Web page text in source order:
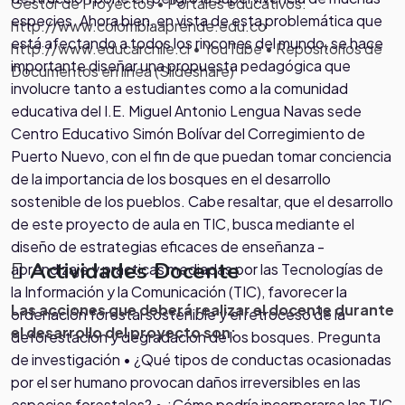
http://www.colombiaaprende.edu.co
http://www.educarchile.cl • YouTube • Repositorios de
Documentos en línea (Slideshare)
especies. Ahora bien, en vista de esta problemática que
está afectando a todos los rincones del mundo, se hace
importante diseñar una propuesta pedagógica que
involucre tanto a estudiantes como a la comunidad
educativa del I.E. Miguel Antonio Lengua Navas sede
Centro Educativo Simón Bolívar del Corregimiento de
Puerto Nuevo, con el fin de que puedan tomar conciencia
de la importancia de los bosques en el desarrollo
sostenible de los pueblos. Cabe resaltar, que el desarrollo
de este proyecto de aula en TIC, busca mediante el
diseño de estrategias eficaces de enseñanza -
aprendizaje y prácticas mediadas por las Tecnologías de
la Información y la Comunicación (TIC), favorecer la
ordenación forestal sostenible y el retroceso de la
deforestación y degradación de los bosques. Pregunta
de investigación • ¿Qué tipos de conductas ocasionadas
por el ser humano provocan daños irreversibles en las
Actividades Docente
Las acciones que deberá realizar el docente durante
el desarrollo del proyecto son: